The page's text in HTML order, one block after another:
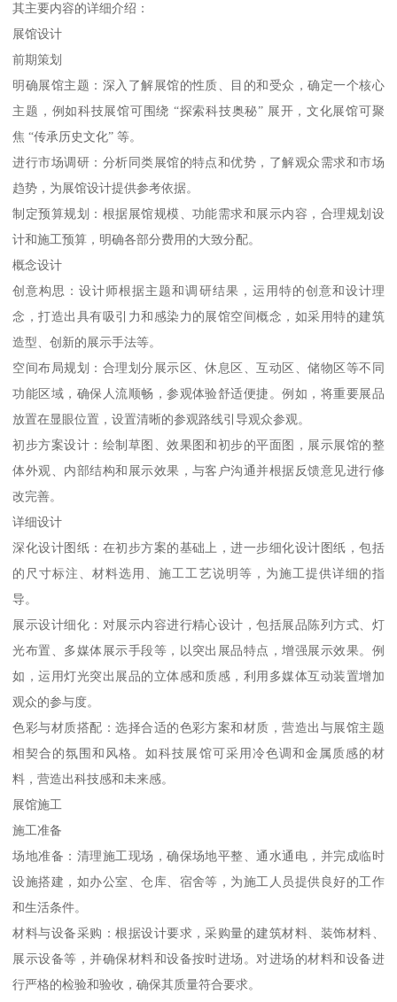
其主要内容的详细介绍：
展馆设计
前期策划
明确展馆主题：深入了解展馆的性质、目的和受众，确定一个核心
主题，例如科技展馆可围绕 “探索科技奥秘” 展开，文化展馆可聚
焦 “传承历史文化” 等。
进行市场调研：分析同类展馆的特点和优势，了解观众需求和市场
趋势，为展馆设计提供参考依据。
制定预算规划：根据展馆规模、功能需求和展示内容，合理规划设
计和施工预算，明确各部分费用的大致分配。
概念设计
创意构思：设计师根据主题和调研结果，运用特的创意和设计理
念，打造出具有吸引力和感染力的展馆空间概念，如采用特的建筑
造型、创新的展示手法等。
空间布局规划：合理划分展示区、休息区、互动区、储物区等不同
功能区域，确保人流顺畅，参观体验舒适便捷。例如，将重要展品
放置在显眼位置，设置清晰的参观路线引导观众参观。
初步方案设计：绘制草图、效果图和初步的平面图，展示展馆的整
体外观、内部结构和展示效果，与客户沟通并根据反馈意见进行修
改完善。
详细设计
深化设计图纸：在初步方案的基础上，进一步细化设计图纸，包括
的尺寸标注、材料选用、施工工艺说明等，为施工提供详细的指
导。
展示设计细化：对展示内容进行精心设计，包括展品陈列方式、灯
光布置、多媒体展示手段等，以突出展品特点，增强展示效果。例
如，运用灯光突出展品的立体感和质感，利用多媒体互动装置增加
观众的参与度。
色彩与材质搭配：选择合适的色彩方案和材质，营造出与展馆主题
相契合的氛围和风格。如科技展馆可采用冷色调和金属质感的材
料，营造出科技感和未来感。
展馆施工
施工准备
场地准备：清理施工现场，确保场地平整、通水通电，并完成临时
设施搭建，如办公室、仓库、宿舍等，为施工人员提供良好的工作
和生活条件。
材料与设备采购：根据设计要求，采购量的建筑材料、装饰材料、
展示设备等，并确保材料和设备按时进场。对进场的材料和设备进
行严格的检验和验收，确保其质量符合要求。